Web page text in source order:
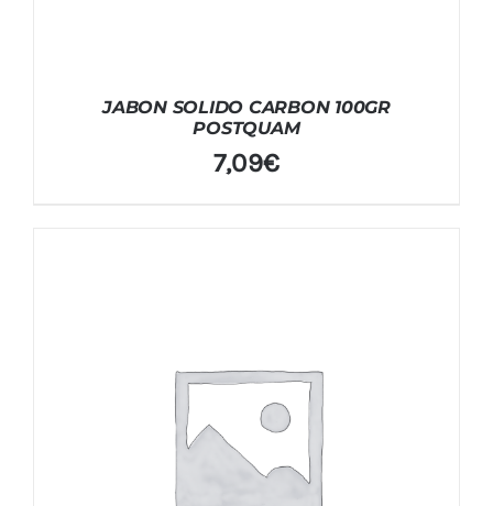
JABON SOLIDO CARBON 100GR
POSTQUAM
7,09€